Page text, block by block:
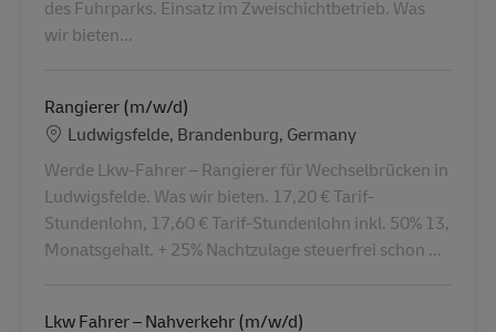
des Fuhrparks. Einsatz im Zweischichtbetrieb. Was
wir bieten...
Rangierer (m/w/d)
Lokalizacja
Ludwigsfelde, Brandenburg, Germany
Werde Lkw-Fahrer – Rangierer für Wechselbrücken in
Ludwigsfelde. Was wir bieten. 17,20 € Tarif-
Stundenlohn, 17,60 € Tarif-Stundenlohn inkl. 50% 13,
Monatsgehalt. + 25% Nachtzulage steuerfrei schon ...
Lkw Fahrer – Nahverkehr (m/w/d)